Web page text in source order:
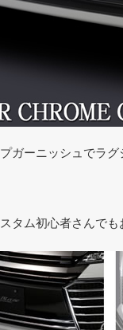
ガーニッシュでラグ
タム初心者さんでも